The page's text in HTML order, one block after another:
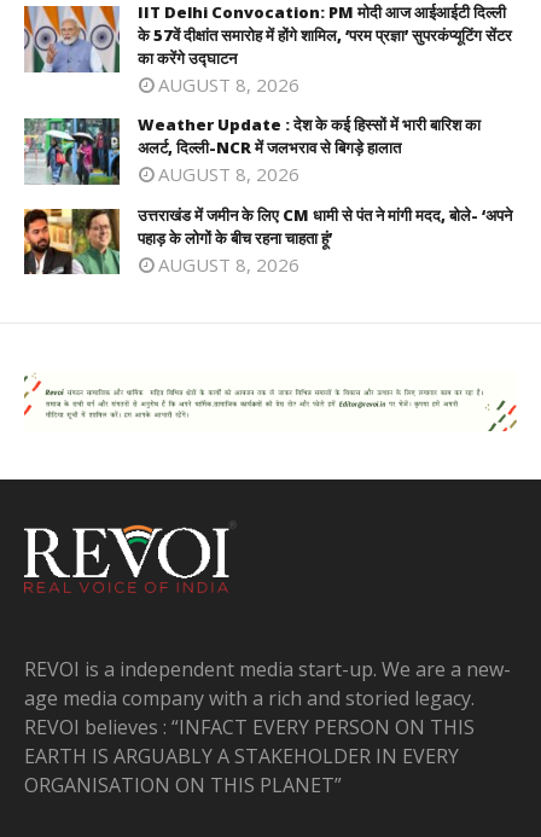
IIT Delhi Convocation: PM मोदी आज आईआईटी दिल्ली
के 57वें दीक्षांत समारोह में होंगे शामिल, ‘परम प्रज्ञा’ सुपरकंप्यूटिंग सेंटर
का करेंगे उद्घाटन
AUGUST 8, 2026
Weather Update : देश के कई हिस्सों में भारी बारिश का
अलर्ट, दिल्ली-NCR में जलभराव से बिगड़े हालात
AUGUST 8, 2026
उत्तराखंड में जमीन के लिए CM धामी से पंत ने मांगी मदद, बोले- ‘अपने
पहाड़ के लोगों के बीच रहना चाहता हूं’
AUGUST 8, 2026
REVOI is a independent media start-up. We are a new-
age media company with a rich and storied legacy.
REVOI believes : “INFACT EVERY PERSON ON THIS
EARTH IS ARGUABLY A STAKEHOLDER IN EVERY
ORGANISATION ON THIS PLANET”